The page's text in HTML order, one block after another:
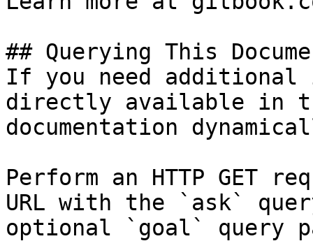
## Querying This
If you need
directly available in
documentation
Perform an HTTP GET
URL with the `ask`
optional `goal` query